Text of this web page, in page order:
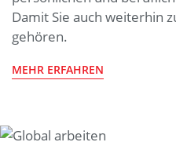
Damit Sie auch weiterhin
gehören.
MEHR ERFAHREN